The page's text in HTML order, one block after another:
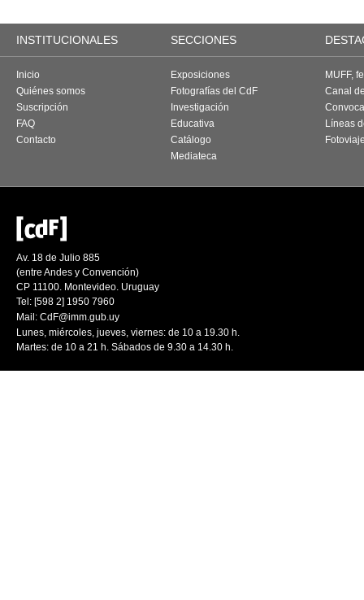
INSTITUCIONALES SECCIONES
Inicio
Quiénes somos
Suscripción
FAQ
Contacto
Exposiciones
Fotografías del CdF
Investigación
Educativa
Catálogo
Mediateca
MUFF,
Canal
Líneas
Av. 18 de Julio 885
(entre Andes y Convención)
CP 11100. Montevideo. Uruguay
Tel: [598 2] 1950 7960
Mail: CdF@imm.gub.uy
Lunes, miércoles, jueves, viernes: de 10 a 19.30 h.
Martes: de 10 a 21 h. Sábados de 9.30 a 14.30 h.